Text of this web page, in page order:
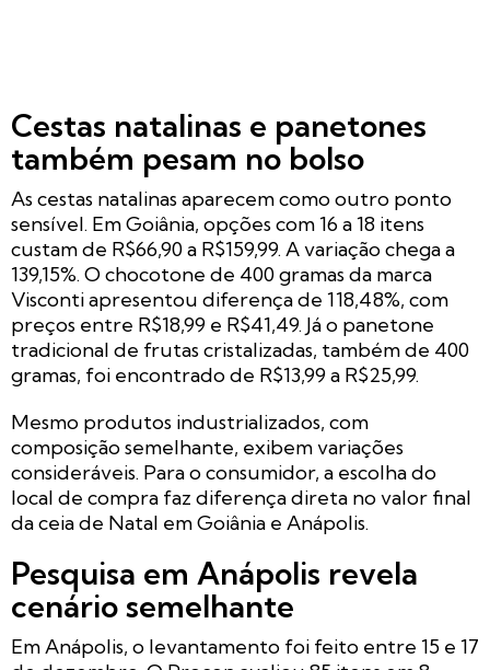
Cestas natalinas e panetones
também pesam no bolso
As cestas natalinas aparecem como outro ponto
sensível. Em Goiânia, opções com 16 a 18 itens
custam de R$66,90 a R$159,99. A variação chega a
139,15%. O chocotone de 400 gramas da marca
Visconti apresentou diferença de 118,48%, com
preços entre R$18,99 e R$41,49. Já o panetone
tradicional de frutas cristalizadas, também de 400
gramas, foi encontrado de R$13,99 a R$25,99.
Mesmo produtos industrializados, com
composição semelhante, exibem variações
consideráveis. Para o consumidor, a escolha do
local de compra faz diferença direta no valor final
da ceia de Natal em Goiânia e Anápolis.
Pesquisa em Anápolis revela
cenário semelhante
Em Anápolis, o levantamento foi feito entre 15 e 17